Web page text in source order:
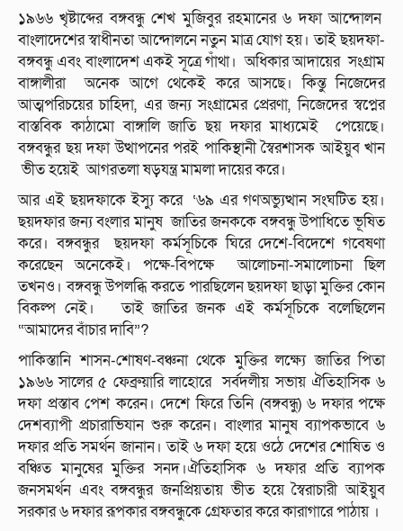
১৯৬৬ খৃষ্টাব্দের বঙ্গবন্ধু শেখ মুজিবুর রহমানের ৬ দফা আন্দোলন
বাংলাদেশের স্বাধীনতা আন্দোলনে নতুন মাত্র যোগ হয়। তাই ছয়দফা-
বঙ্গবন্ধু এবং বাংলাদেশ একই সূত্রে গাঁথা। অধিকার আদায়ের সংগ্রাম
বাঙ্গালীরা অনেক আগে থেকেই করে আসছে। কিন্তু নিজেদের
আত্মপরিচয়ের চাহিদা, এর জন্য সংগ্রামের প্রেরণা, নিজেদের স্বপ্নের
বাস্তবিক কাঠামো বাঙ্গালি জাতি ছয় দফার মাধ্যমেই পেয়েছে।
বঙ্গবন্ধুর ছয় দফা উত্থাপনের পরই পাকিস্থানী স্বৈরশাসক আইয়ুব খান
ভীত হয়েই আগরতলা ষড়যন্ত্র মামলা দায়ের করে।
আর এই ছয়দফাকে ইস্যু করে ‘৬৯ এর গণঅভ্যুত্থান সংঘটিত হয়।
ছয়দফার জন্য বংলার মানুষ জাতির জনককে বঙ্গবন্ধু উপাধিতে ভূষিত
করে। বঙ্গবন্ধুর ছয়দফা কর্মসূচিকে ঘিরে দেশে-বিদেশে গবেষণা
করেছেন অনেকেই। পক্ষে-বিপক্ষে আলোচনা-সমালোচনা ছিল
তখনও। বঙ্গবন্ধু উপলব্ধি করতে পারছিলেন ছয়দফা ছাড়া মুক্তির কোন
বিকল্প নেই। তাই জাতির জনক এই কর্মসূচিকে বলেছিলেন
“আমাদের বাঁচার দাবি”?
পাকিস্তানি শাসন-শোষণ-বঞ্চনা থেকে মুক্তির লক্ষ্যে জাতির পিতা
১৯৬৬ সালের ৫ ফেব্রুয়ারি লাহোরে সর্বদলীয় সভায় ঐতিহাসিক ৬
দফা প্রস্তাব পেশ করেন। দেশে ফিরে তিনি (বঙ্গবন্ধু) ৬ দফার পক্ষে
দেশব্যাপী প্রচারাভিযান শুরু করেন। বাংলার মানুষ ব্যাপকভাবে ৬
দফার প্রতি সমর্থন জানান। তাই ৬ দফা হয়ে ওঠে দেশের শোষিত ও
বঞ্চিত মানুষের মুক্তির সনদ।ঐতিহাসিক ৬ দফার প্রতি ব্যাপক
জনসমর্থন এবং বঙ্গবন্ধুর জনপ্রিয়তায় ভীত হয়ে স্বৈরাচারী আইয়ুব
সরকার ৬ দফার রূপকার বঙ্গবন্ধুকে গ্রেফতার করে কারাগারে পাঠায় ।